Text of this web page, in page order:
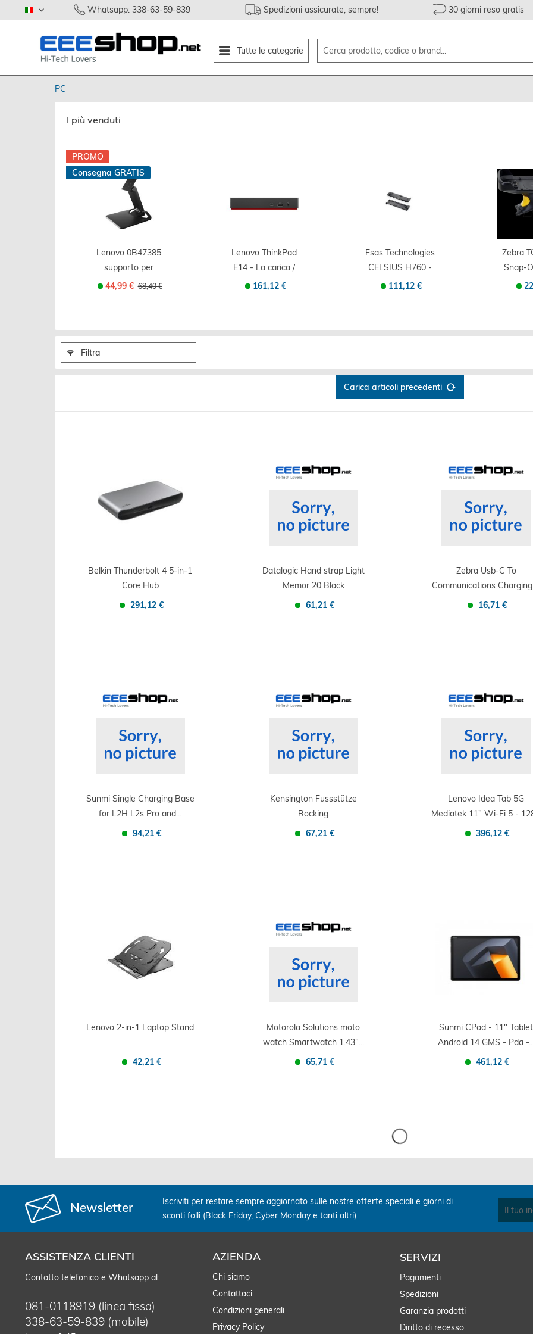
italiano Whatsapp: 338-63-59-839 Spedizioni assicurate, sempre! 30 giorni reso gratis
Tutte le categorie
PC
I più venduti
PROMO
Consegna GRATIS
Lenovo 0B47385
supporto per
notebook Nero
44,99 € 68,40 €
Lenovo ThinkPad
E14 - La carica /
docking station
161,12 €
Fsas Technologies
CELSIUS H760 -
Replicatore di...
111,12 €
Zebra
Snap-
Filtra
Carica articoli precedenti
Belkin Thunderbolt 4 5-in-1
Core Hub
291,12 €
Datalogic Hand strap Light
Memor 20 Black
61,21 €
Zebra Usb-C To
Communications
-...
16,71 €
Sunmi Single Charging Base
for L2H L2s Pro and...
94,21 €
Kensington Fussstütze
Rocking
67,21 €
Lenovo Idea Tab 5G
Mediatek 11" Wi-Fi 5 -
396,12 €
Lenovo 2-in-1 Laptop Stand
42,21 €
Motorola Solutions moto
watch Smartwatch 1.43"...
65,71 €
Sunmi CPad - 11" Tablet
Android 14 GMS - Pda -...
461,12 €
Newsletter
Iscriviti per restare sempre aggiornato sulle nostre offerte speciali e giorni di
sconti folli (Black Friday, Cyber Monday e tanti altri)
ASSISTENZA CLIENTI
Contatto telefonico e Whatsapp al:
081-0118919 (linea fissa)
338-63-59-839 (mobile)
AZIENDA
Chi siamo
Contattaci
Condizioni generali
Privacy Policy
SERVIZI
Pagamenti
Spedizioni
Garanzia prodotti
Diritto di recesso